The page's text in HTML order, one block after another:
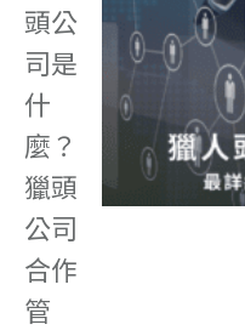
頭公
司是
什
麼？
獵頭
公司
合作
管